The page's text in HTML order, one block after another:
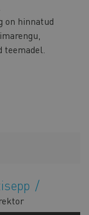
on hinnatud